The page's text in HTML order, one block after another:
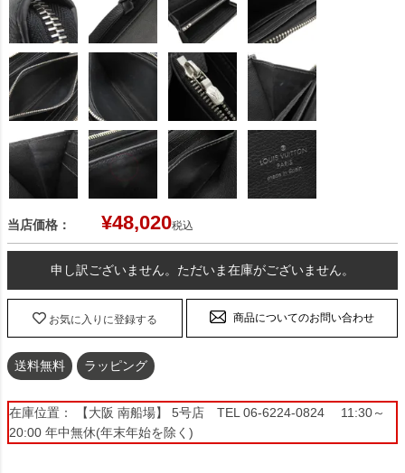
当店価格： ¥48,020税込
申し訳ございません。ただいま在庫がございません。
お気に入りに登録する 商品についてのお問い合わせ
送料無料 ラッピング
在庫位置： 【大阪 南船場】 5号店 TEL 06-6224-0824 11:30～
20:00 年中無休(年末年始を除く)